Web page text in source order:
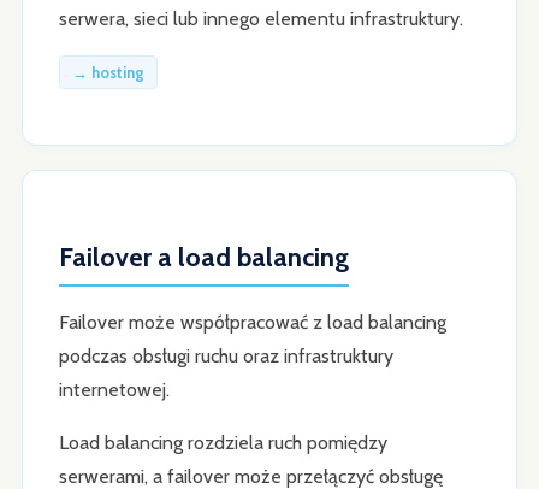
serwera, sieci lub innego elementu infrastruktury.
→ hosting
Failover a load balancing
Failover może współpracować z load balancing
podczas obsługi ruchu oraz infrastruktury
internetowej.
Load balancing rozdziela ruch pomiędzy
serwerami, a failover może przełączyć obsługę